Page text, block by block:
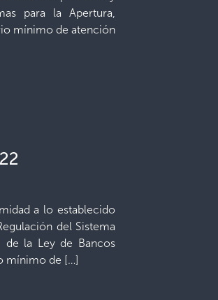
para la Apertura,
mínimo de atención
a lo establecido
del Sistema
la Ley de Bancos
mínimo de […]